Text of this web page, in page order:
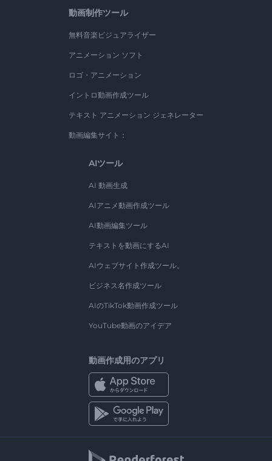
動画制作ツール
無料音楽ビジュアライザー
アニメーション ソフト
ロゴ・アニメーション
イントロ動画作成ツール
テキスト アニメーション ジェネレーター
動画編集サイト：
AIツール
AI 動画生成
AIアニメ動画作成ツール
AI動画編集ツール
テキストを動画にするAI
AIウェブサイト作成ツール。
ビジネス名作成ツール
AIのTikTok動画作成ツール
YouTube動画のアイデア
動画作成用のアプリ